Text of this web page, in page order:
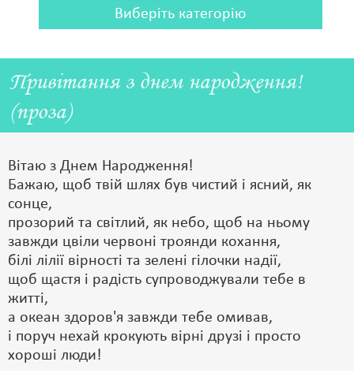
Виберіть категорію
Привітання з днем народження!
(проза)
Вітаю з Днем Народження!
Бажаю, щоб твій шлях був чистий і ясний, як
сонце,
прозорий та світлий, як небо, щоб на ньому
завжди цвіли червоні троянди кохання,
білі лілії вірності та зелені гілочки надії,
щоб щастя і радість супроводжували тебе в
житті,
а океан здоров'я завжди тебе омивав,
і поруч нехай крокують вірні друзі і просто
хороші люди!